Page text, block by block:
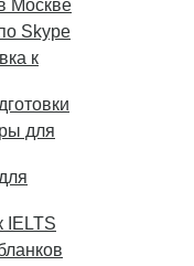
Москве
Skype
к
для
IELTS